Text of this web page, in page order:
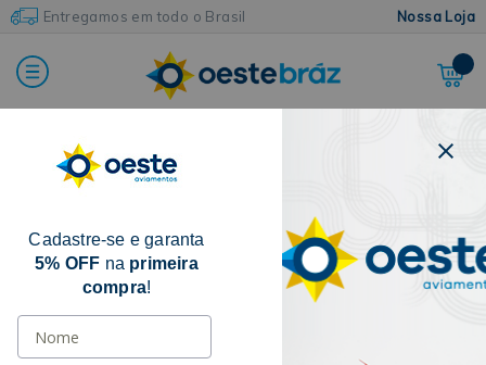
Entregamos em todo o Brasil Nossa Loja
Botões e Colchetes
Cadastre-se e garanta
5% OFF na primeira
compra!